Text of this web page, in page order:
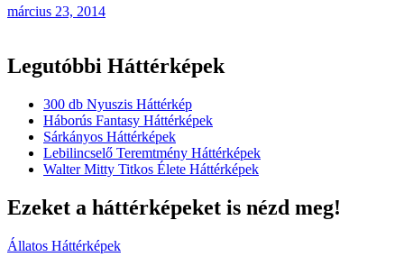
március 23, 2014
Legutóbbi Háttérképek
300 db Nyuszis Háttérkép
Háborús Fantasy Háttérképek
Sárkányos Háttérképek
Lebilincselő Teremtmény Háttérképek
Walter Mitty Titkos Élete Háttérképek
Ezeket a háttérképeket is nézd meg!
Állatos Háttérképek